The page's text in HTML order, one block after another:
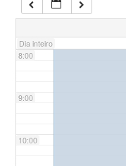
Dia inteiro
7:00
8:00
9:00
10:00